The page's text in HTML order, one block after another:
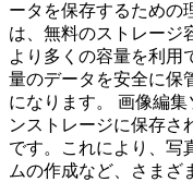
ータを保存するための
は、無料のストレージ
より多くの容量を利用
量のデータを安全に保
になります。 画像編
ンストレージに保存さ
です。これにより、写
ムの作成など、さまざ